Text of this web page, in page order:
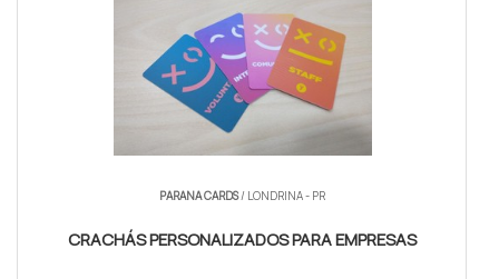
PARANA CARDS/ LONDRINA - PR
CRACHÁS PERSONALIZADOS PARA EMPRESAS